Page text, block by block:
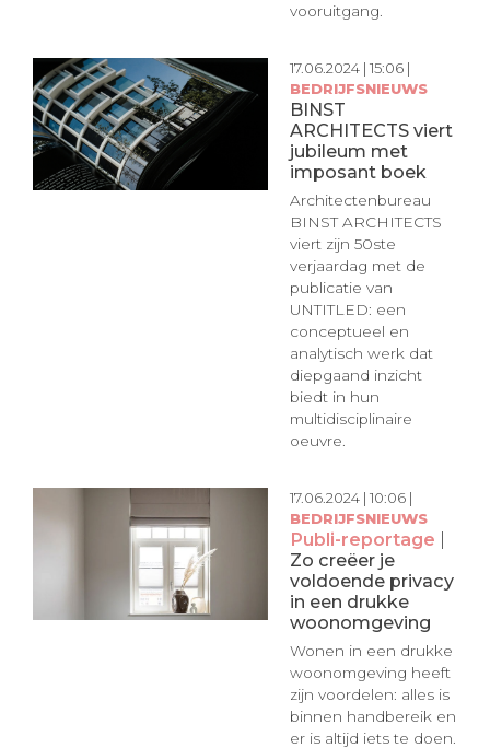
vooruitgang.
17.06.2024 | 15:06 |
BEDRIJFSNIEUWS
BINST
ARCHITECTS viert
jubileum met
imposant boek
Architectenbureau
BINST ARCHITECTS
viert zijn 50ste
verjaardag met de
publicatie van
UNTITLED: een
conceptueel en
analytisch werk dat
diepgaand inzicht
biedt in hun
multidisciplinaire
oeuvre.
17.06.2024 | 10:06 |
BEDRIJFSNIEUWS
Publi-reportage |
Zo creëer je
voldoende privacy
in een drukke
woonomgeving
Wonen in een drukke
woonomgeving heeft
zijn voordelen: alles is
binnen handbereik en
er is altijd iets te doen.